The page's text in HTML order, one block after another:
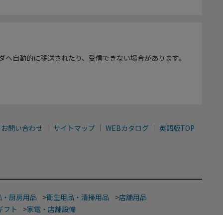
自動的に移送されたり、受信できない場合があります。
お問い合わせ サイトマップ WEBカタログ 英語版TOP
厨房用品 >衛生用品・清掃用品 >店舗用品
フト
>家電・店舗設備